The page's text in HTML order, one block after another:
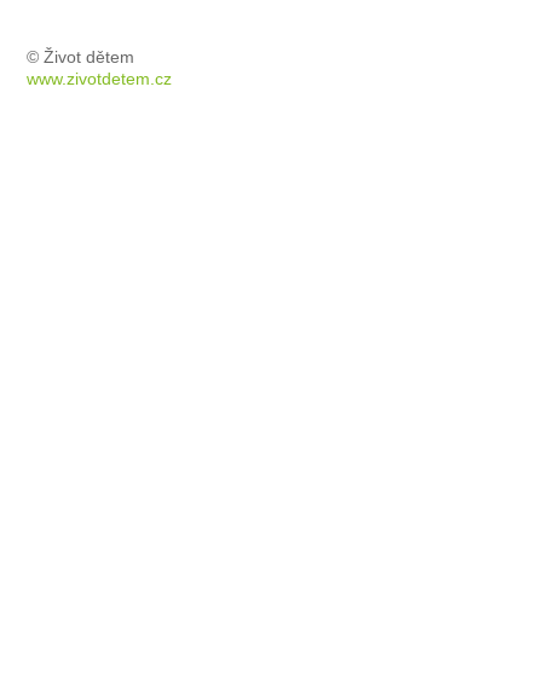
© Život dětem
www.zivotdetem.cz